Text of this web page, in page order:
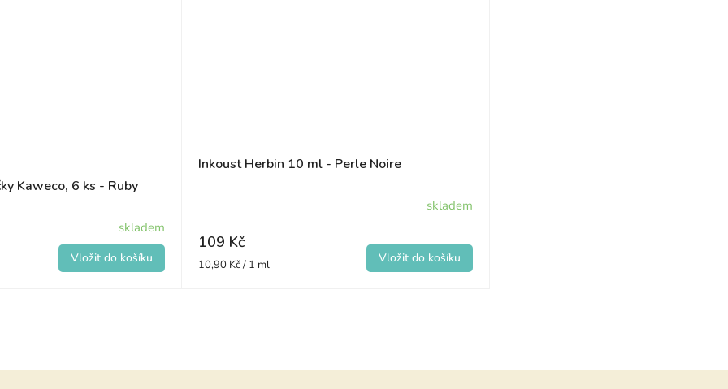
Kaweco, 6 ks - Ruby
skladem
Inkoust Herbin 10 ml - Perle Noire
skladem
109 Kč
Měrná
10,90 Kč / 1 ml